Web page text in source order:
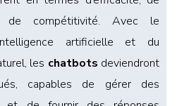
de compétitivité. Avec le
artificielle et du
les chatbots deviendront
capables de gérer des